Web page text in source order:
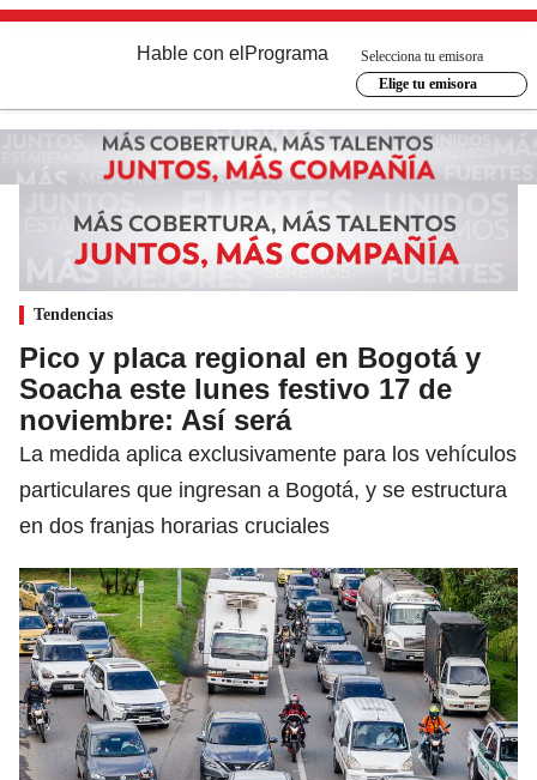
Hable con el Programa
Selecciona tu emisora
Elige tu emisora
Tendencias
Pico y placa regional en Bogotá y
Soacha este lunes festivo 17 de
noviembre: Así será
La medida aplica exclusivamente para los vehículos
particulares que ingresan a Bogotá, y se estructura
en dos franjas horarias cruciales